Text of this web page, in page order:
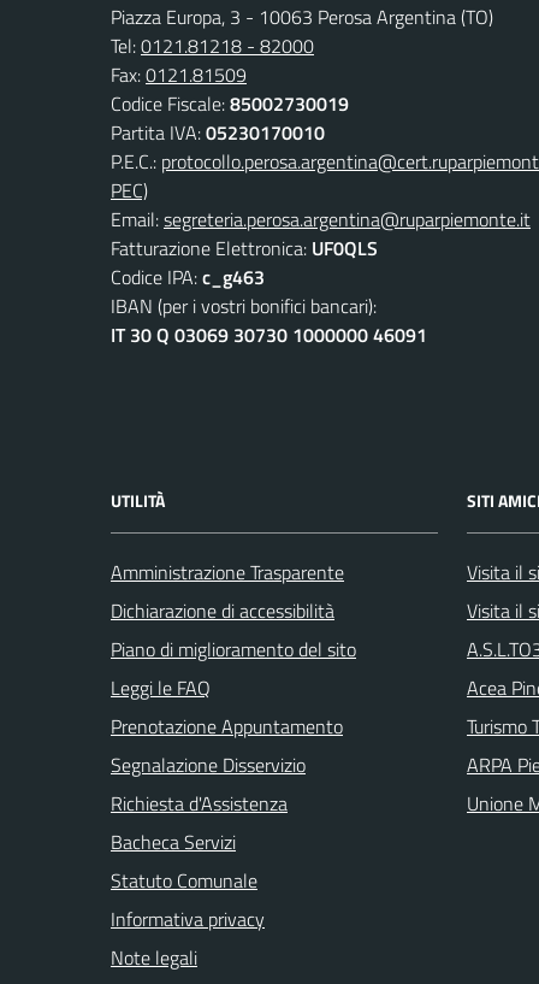
Piazza Europa, 3 - 10063 Perosa Argentina (TO)
Tel:0121.81218 - 82000
Fax:0121.81509
Codice Fiscale:85002730019
Partita IVA:05230170010
P.E.C.:
PEC)
Email:segreteria.perosa.argentina@ruparpiemonte.it
Fatturazione Elettronica: UF0QLS
Codice IPA:c_g463
IBAN (per i vostri bonifici bancari):
IT 30 Q 03069 30730 1000000 46091
UTILITÀ
Amministrazione Trasparente
Dichiarazione di accessibilità
Piano di miglioramento del sito
Leggi le FAQ
Prenotazione Appuntamento
Segnalazione Disservizio
Richiesta d'Assistenza
Bacheca Servizi
Statuto Comunale
Informativa privacy
Note legali
SITI AMICI
Visita il
Visita il
Acea
Turismo
ARPA
Unione